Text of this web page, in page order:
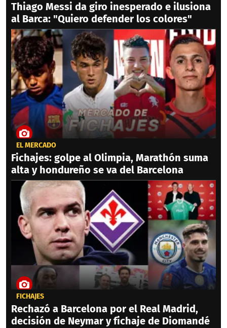
Thiago Messi da giro inesperado e ilusiona
al Barca: "Quiero defender los colores"
EL MERCADO
Fichajes: golpe al Olimpia, Marathón suma
alta y hondureño se va del Barcelona
FICHAJES
Rechazó a Barcelona por el Real Madrid,
decisión de Neymar y fichaje de Diomandé